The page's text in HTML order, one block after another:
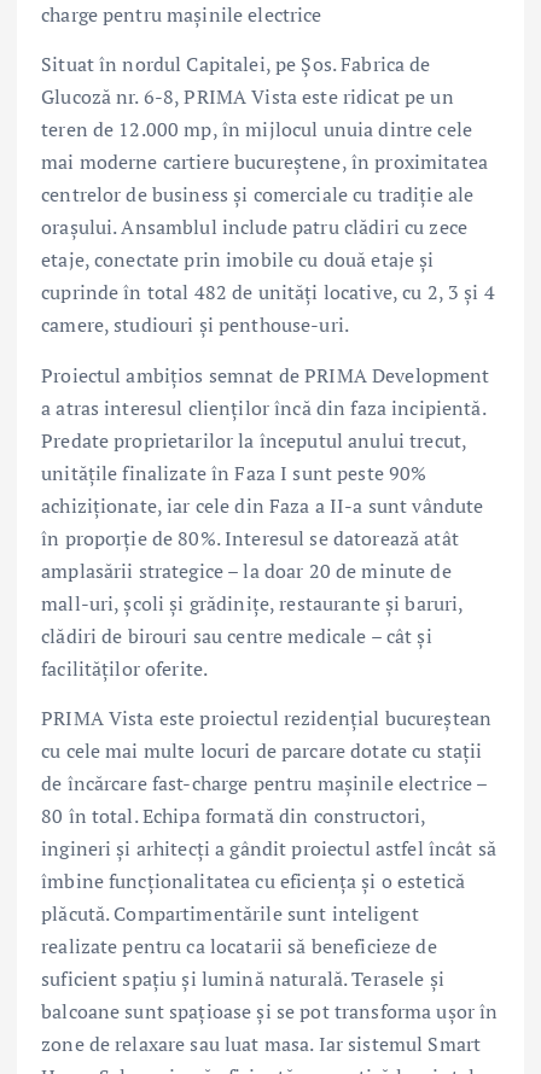
charge pentru mașinile electrice
Situat în nordul Capitalei, pe Șos. Fabrica de
Glucoză nr. 6-8, PRIMA Vista este ridicat pe un
teren de 12.000 mp, în mijlocul unuia dintre cele
mai moderne cartiere bucureștene, în proximitatea
centrelor de business și comerciale cu tradiție ale
orașului. Ansamblul include patru clădiri cu zece
etaje, conectate prin imobile cu două etaje și
cuprinde în total 482 de unități locative, cu 2, 3 și 4
camere, studiouri și penthouse-uri.
Proiectul ambițios semnat de PRIMA Development
a atras interesul clienților încă din faza incipientă.
Predate proprietarilor la începutul anului trecut,
unitățile finalizate în Faza I sunt peste 90%
achiziționate, iar cele din Faza a II-a sunt vândute
în proporție de 80%. Interesul se datorează atât
amplasării strategice – la doar 20 de minute de
mall-uri, școli și grădinițe, restaurante și baruri,
clădiri de birouri sau centre medicale – cât și
facilităților oferite.
PRIMA Vista este proiectul rezidențial bucureștean
cu cele mai multe locuri de parcare dotate cu stații
de încărcare fast-charge pentru mașinile electrice –
80 în total. Echipa formată din constructori,
ingineri și arhitecți a gândit proiectul astfel încât să
îmbine funcționalitatea cu eficiența și o estetică
plăcută. Compartimentările sunt inteligent
realizate pentru ca locatarii să beneficieze de
suficient spațiu și lumină naturală. Terasele și
balcoane sunt spațioase și se pot transforma ușor în
zone de relaxare sau luat masa. Iar sistemul Smart